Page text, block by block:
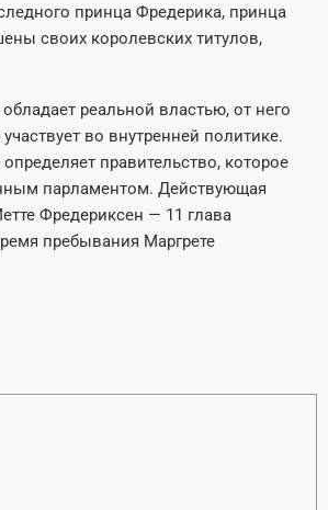
принца Фредерика, принца
своих королевских титулов,
реальной властью, от него
во внутренней политике.
правительство, которое
парламентом. Действующая
Фредериксен — 11 глава
пребывания Маргрете